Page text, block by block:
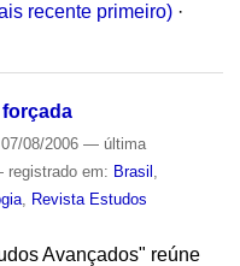
recente primeiro) ·
08/2006 — última
em: Brasil
,
Revista Estudos
Avançados" reúne